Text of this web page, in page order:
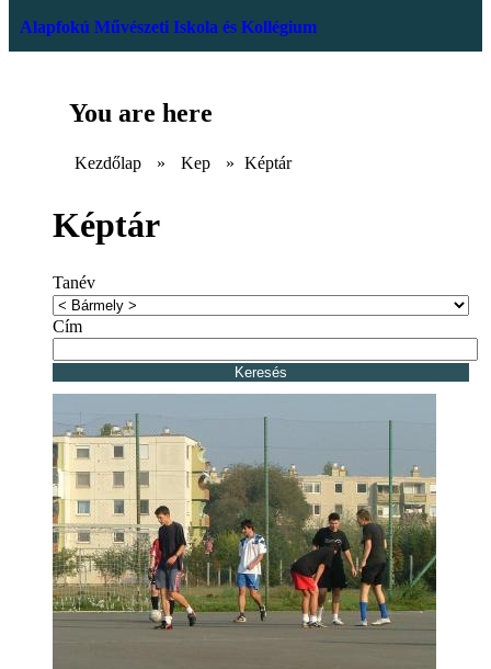
Alapfokú Művészeti Iskola és Kollégium
You are here
Kezdőlap » Kep » Képtár
Képtár
Tanév
Cím